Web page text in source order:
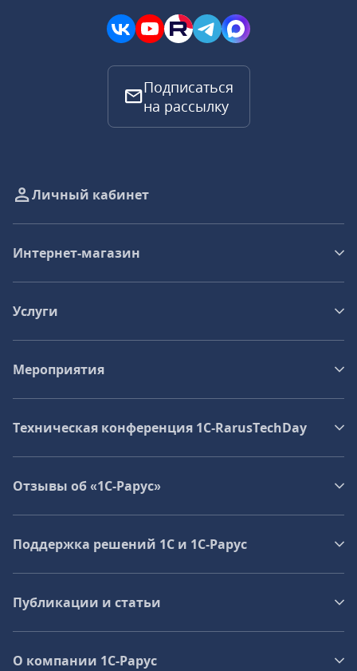
Подписаться
на рассылку
Личный кабинет
Интернет-магазин
Услуги
Мероприятия
Техническая конференция 1C‑RarusTechDay
Отзывы об «1С-Рарус»
Поддержка решений 1С и 1С‑Рарус
Публикации и статьи
О компании 1C-Рарус